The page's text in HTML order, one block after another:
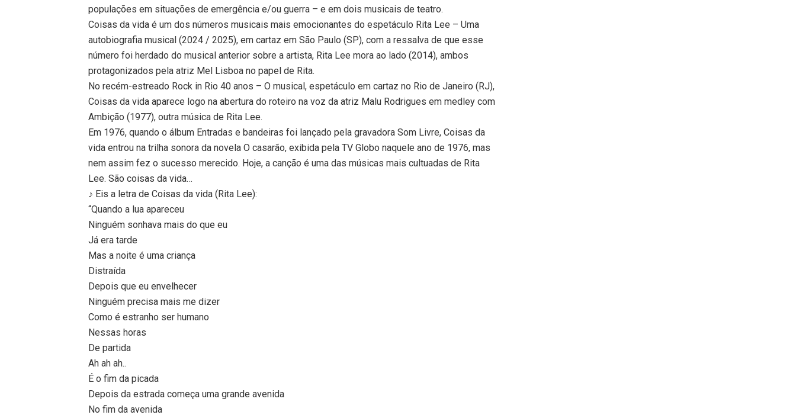
populações em situações de emergência e/ou guerra – e em dois musicais de teatro.
Coisas da vida é um dos números musicais mais emocionantes do espetáculo Rita Lee – Uma
autobiografia musical (2024 / 2025), em cartaz em São Paulo (SP), com a ressalva de que esse
número foi herdado do musical anterior sobre a artista, Rita Lee mora ao lado (2014), ambos
protagonizados pela atriz Mel Lisboa no papel de Rita.
No recém-estreado Rock in Rio 40 anos – O musical, espetáculo em cartaz no Rio de Janeiro (RJ),
Coisas da vida aparece logo na abertura do roteiro na voz da atriz Malu Rodrigues em medley com
Ambição (1977), outra música de Rita Lee.
Em 1976, quando o álbum Entradas e bandeiras foi lançado pela gravadora Som Livre, Coisas da
vida entrou na trilha sonora da novela O casarão, exibida pela TV Globo naquele ano de 1976, mas
nem assim fez o sucesso merecido. Hoje, a canção é uma das músicas mais cultuadas de Rita
Lee. São coisas da vida…
♪ Eis a letra de Coisas da vida (Rita Lee):
“Quando a lua apareceu
Ninguém sonhava mais do que eu
Já era tarde
Mas a noite é uma criança
Distraída
Depois que eu envelhecer
Ninguém precisa mais me dizer
Como é estranho ser humano
Nessas horas
De partida
Ah ah ah..
É o fim da picada
Depois da estrada começa uma grande avenida
No fim da avenida